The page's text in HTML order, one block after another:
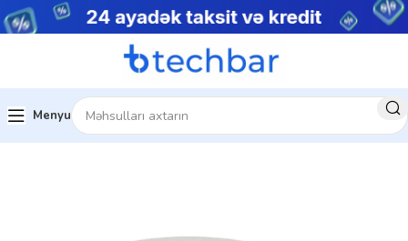
Menyu
Şəbəkə Məhsulları IP kameralar